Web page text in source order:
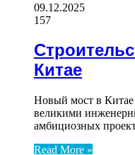
09.12.2025
157
Китае
Новый мост в Китае
великими
амбициозных
Read More »